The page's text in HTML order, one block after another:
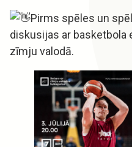
Pirms spēles un
diskusijas ar basketbola
zīmju valodā.